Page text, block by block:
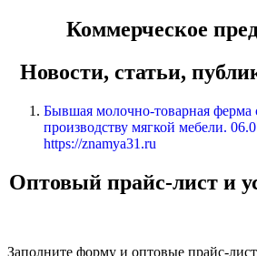
Коммерческое
Новости, статьи,
Бывшая молочно-товарная ферма
производству мягкой мебели.
https://znamya31.ru
Оптовый прайс-лист и
Заполните форму и оптовые прайс-